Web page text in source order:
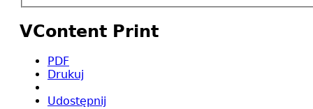
VContent Print
PDF
Drukuj
Udostępnij